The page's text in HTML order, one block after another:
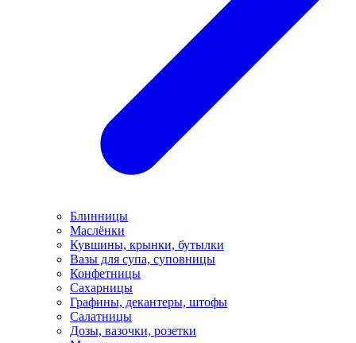
Блинницы
Маслёнки
Кувшины, крынки, бутылки
Вазы для супа, суповницы
Конфетницы
Сахарницы
Графины, декантеры, штофы
Салатницы
Дозы, вазочки, розетки